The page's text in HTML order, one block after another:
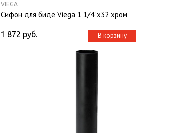
VIEGA
Сифон для биде Viega 1 1/4"х32 хром
1 872 руб. В корзину